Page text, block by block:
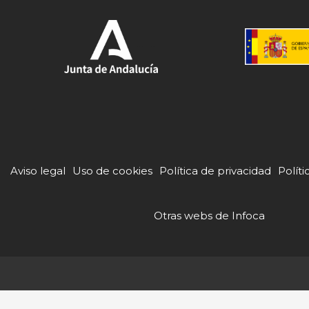
Aviso legal Uso de cookies Política de privacidad
Otras webs de Infoca